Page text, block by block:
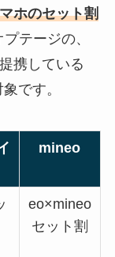
ホのセット割
テージの、
携している
です。
mineo
eo×mineo
セット割